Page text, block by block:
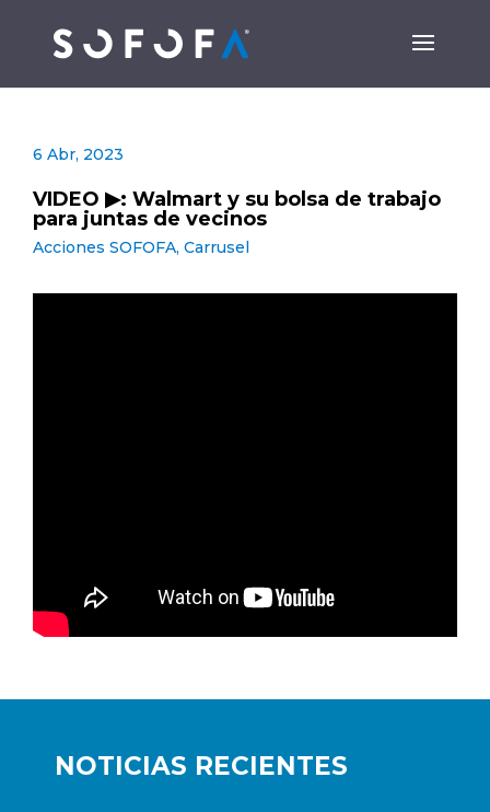
NOTICIAS RECIENTES
6 Abr, 2023
VIDEO ▶: Walmart y su bolsa de trabajo
para juntas de vecinos
Acciones SOFOFA, Carrusel